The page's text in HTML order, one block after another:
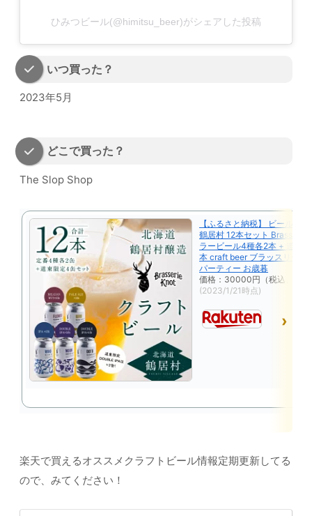
ひみつビール(@himitsu_beer)がシェアした投稿
いつ買った？
2023年5月
どこで買った？
The Slop Shop
【ふるさと納税】 ビール ク
鶴居村 12本セット Brasserie
ラービール4種各2本 + 道東
本 craft beer ブラッスリーノ
パーティー お歳暮
価格：30000円（税込、送料
(2023/1/21時点)
楽天で買えるオススメクラフトビール情報定期更新してる
ので、みてください！